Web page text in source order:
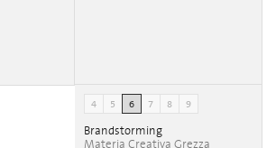
4 5 6 7 8 9
Brandstorming
Materia Creativa Grezza